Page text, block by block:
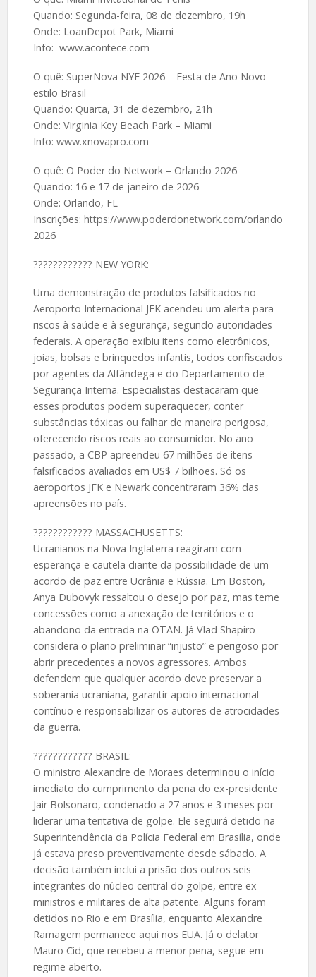
Quando: Segunda-feira, 08 de dezembro, 19h
Onde: LoanDepot Park, Miami
Info: www.acontece.com
O quê: SuperNova NYE 2026 – Festa de Ano Novo
estilo Brasil
Quando: Quarta, 31 de dezembro, 21h
Onde: Virginia Key Beach Park – Miami
Info: www.xnovapro.com
O quê: O Poder do Network – Orlando 2026
Quando: 16 e 17 de janeiro de 2026
Onde: Orlando, FL
Inscrições: https://www.poderdonetwork.com/orlando
2026
????️???????? NEW YORK:
Uma demonstração de produtos falsificados no
Aeroporto Internacional JFK acendeu um alerta para
riscos à saúde e à segurança, segundo autoridades
federais. A operação exibiu itens como eletrônicos,
joias, bolsas e brinquedos infantis, todos confiscados
por agentes da Alfândega e do Departamento de
Segurança Interna. Especialistas destacaram que
esses produtos podem superaquecer, conter
substâncias tóxicas ou falhar de maneira perigosa,
oferecendo riscos reais ao consumidor. No ano
passado, a CBP apreendeu 67 milhões de itens
falsificados avaliados em US$ 7 bilhões. Só os
aeroportos JFK e Newark concentraram 36% das
apreensões no país.
????️???????? MASSACHUSETTS:
Ucranianos na Nova Inglaterra reagiram com
esperança e cautela diante da possibilidade de um
acordo de paz entre Ucrânia e Rússia. Em Boston,
Anya Dubovyk ressaltou o desejo por paz, mas teme
concessões como a anexação de territórios e o
abandono da entrada na OTAN. Já Vlad Shapiro
considera o plano preliminar “injusto” e perigoso por
abrir precedentes a novos agressores. Ambos
defendem que qualquer acordo deve preservar a
soberania ucraniana, garantir apoio internacional
contínuo e responsabilizar os autores de atrocidades
da guerra.
????️???????? BRASIL:
O ministro Alexandre de Moraes determinou o início
imediato do cumprimento da pena do ex-presidente
Jair Bolsonaro, condenado a 27 anos e 3 meses por
liderar uma tentativa de golpe. Ele seguirá detido na
Superintendência da Polícia Federal em Brasília, onde
já estava preso preventivamente desde sábado. A
decisão também inclui a prisão dos outros seis
integrantes do núcleo central do golpe, entre ex-
ministros e militares de alta patente. Alguns foram
detidos no Rio e em Brasília, enquanto Alexandre
Ramagem permanece aqui nos EUA. Já o delator
Mauro Cid, que recebeu a menor pena, segue em
regime aberto.